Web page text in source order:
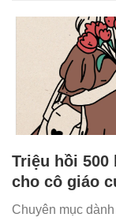
Triệu hồi 500
cho cô giáo
Chuyên mục